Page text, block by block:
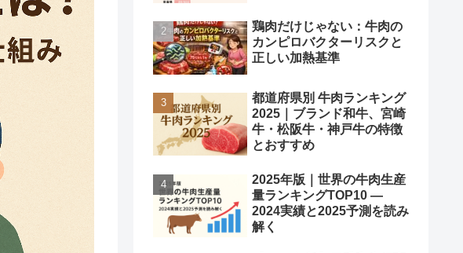
鶏肉だけじゃない：牛肉の
カンピロバクターリスクと
正しい加熱基準
都道府県別 牛肉ランキング
2025｜ブランド和牛、宮崎
牛・松阪牛・神戸牛の特徴
とおすすめ
2025年版｜世界の牛肉生産
量ランキングTOP10 —
2024実績と2025予測を読み
解く